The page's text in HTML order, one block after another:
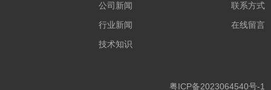
公司新闻
行业新闻
技术知识
联系方式
在线留言
粤ICP备2023064540号-1